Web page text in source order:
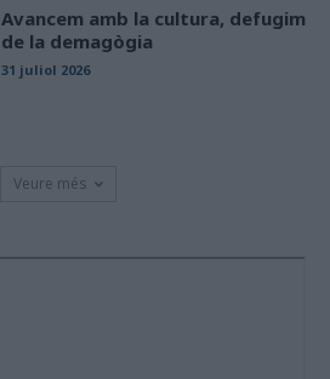
Avancem amb la cultura, defugim
de la demagògia
31 juliol 2026
Veure més